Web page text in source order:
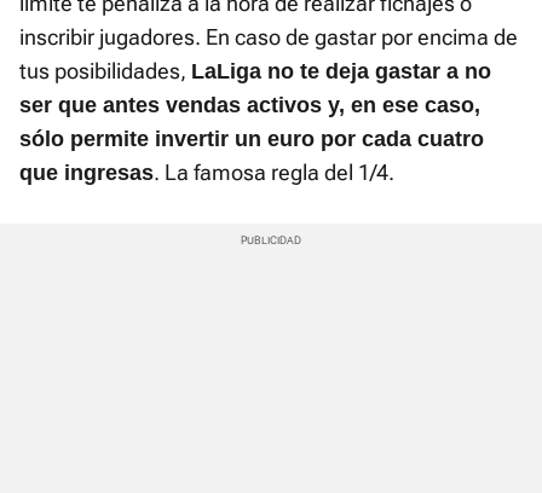
inscribir jugadores. En caso de gastar por encima de
tus posibilidades, LaLiga no te deja gastar a no
ser que antes vendas activos y, en ese caso,
sólo permite invertir un euro por cada cuatro
que ingresas. La famosa regla del 1/4.